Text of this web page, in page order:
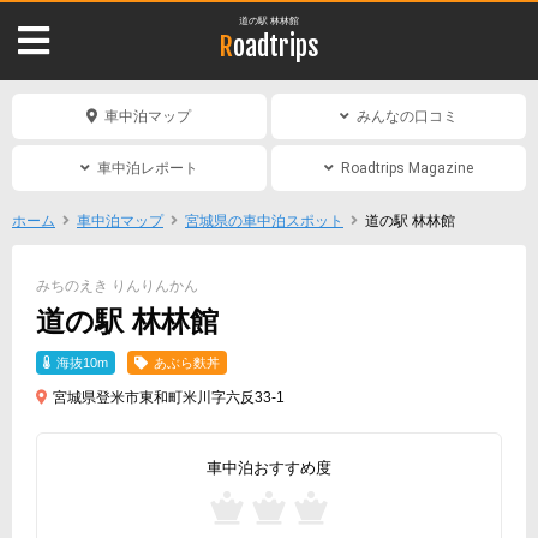
道の駅 林林館
Roadtrips
車中泊マップ みんなの口コミ
車中泊レポート Roadtrips Magazine
ホーム 車中泊マップ 宮城県の車中泊スポット 道の駅 林林館
みちのえき りんりんかん
道の駅 林林館
海抜10m あぶら麩丼
宮城県登米市東和町米川字六反33-1
車中泊おすすめ度